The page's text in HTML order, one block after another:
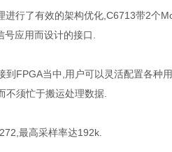
行了有效的架构优化,C6713带2个
应用而设计的接口.
FPGA当中,用户可以灵活配置各种
不须忙于搬运处理数据.
最高采样率达192k.